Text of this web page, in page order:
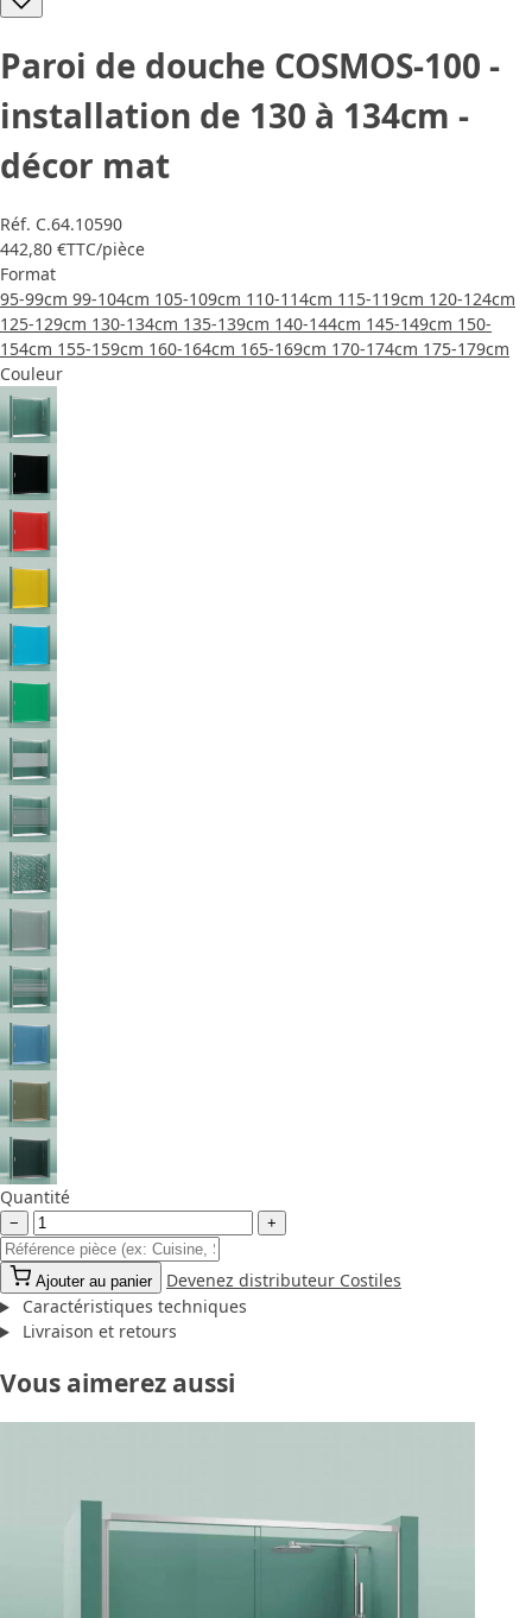
Paroi de douche COSMOS-100 -
installation de 130 à 134cm -
décor mat
Réf. C.64.10590
442,80 €TTC/pièce
Format
95-99cm 99-104cm 105-109cm 110-114cm 115-119cm 120-124cm
125-129cm 130-134cm 135-139cm 140-144cm 145-149cm 150-
154cm 155-159cm 160-164cm 165-169cm 170-174cm 175-179cm
Couleur
Quantité
− +
Ajouter au panier
Devenez distributeur Costiles
Caractéristiques techniques
Livraison et retours
Vous aimerez aussi